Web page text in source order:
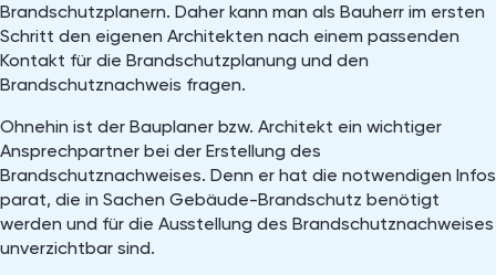
Brandschutzplanern. Daher kann man als Bauherr im ersten
Schritt den eigenen Architekten nach einem passenden
Kontakt für die Brandschutzplanung und den
Brandschutznachweis fragen.
Ohnehin ist der Bauplaner bzw. Architekt ein wichtiger
Ansprechpartner bei der Erstellung des
Brandschutznachweises. Denn er hat die notwendigen Infos
parat, die in Sachen Gebäude-Brandschutz benötigt
werden und für die Ausstellung des Brandschutznachweises
unverzichtbar sind.